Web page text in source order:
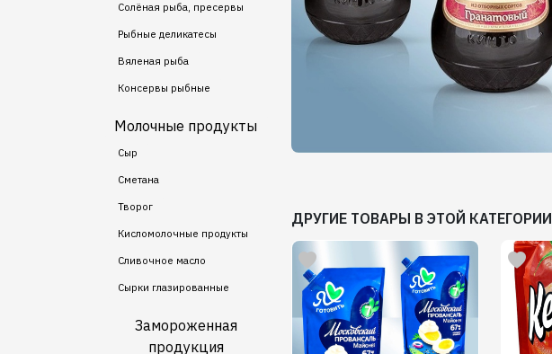
Солёная рыба, пресервы
Рыбные деликатесы
Вяленая рыба
Консервы рыбные
Молочные продукты
Сыр
Сметана
Творог
Кисломолочные продукты
Сливочное масло
Сырки глазированные
Замороженная
продукция
ДРУГИЕ ТОВАРЫ В ЭТОЙ КАТЕГОРИИ